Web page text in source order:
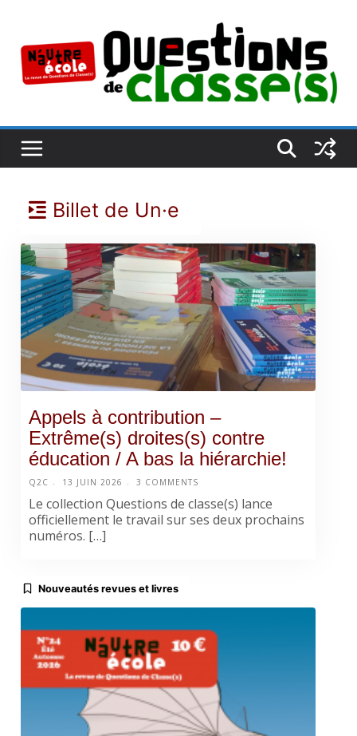
contenu
Billet de Un·e
Appels à contribution –
Extrême(s) droites(s) contre
éducation / A bas la hiérarchie!
Q2C 13 JUIN 2026 3 COMMENTS
Le collection Questions de classe(s) lance
officiellement le travail sur ses deux prochains
numéros. […]
Nouveautés revues et livres